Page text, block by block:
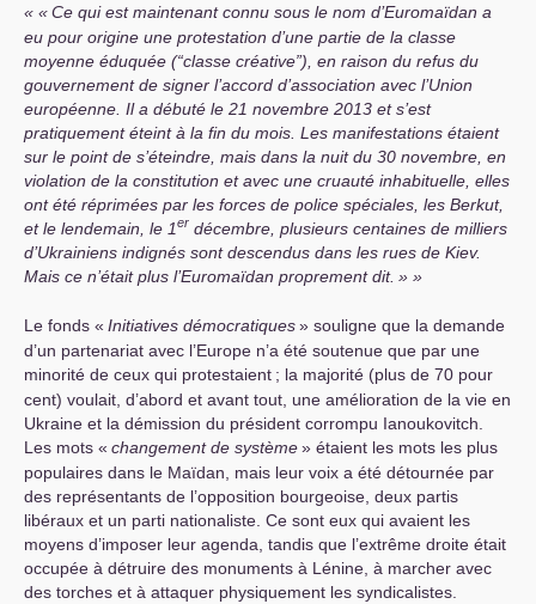
«Ce qui est maintenant connu sous le nom d’Euromaïdan a
eu pour origine une protestation d’une partie de la classe
moyenne éduquée (“classe créative”), en raison du refus du
gouvernement de signer l’accord d’association avec l’Union
européenne. Il a débuté le 21 novembre 2013 et s’est
pratiquement éteint à la fin du mois. Les manifestations étaient
sur le point de s’éteindre, mais dans la nuit du 30 novembre, en
violation de la constitution et avec une cruauté inhabituelle, elles
ont été réprimées par les forces de police spéciales, les Berkut,
et le lendemain, le 1er décembre, plusieurs centaines de milliers
d’Ukrainiens indignés sont descendus dans les rues de Kiev.
Mais ce n’était plus l’Euromaïdan proprement dit. »
Le fonds « Initiatives démocratiques» souligne que la demande
d’un partenariat avec l’Europe n’a été soutenue que par une
minorité de ceux qui protestaient ; la majorité (plus de 70 pour
cent) voulait, d’abord et avant tout, une amélioration de la vie en
Ukraine et la démission du président corrompu Ianoukovitch.
Les mots « changement de système» étaient les mots les plus
populaires dans le Maïdan, mais leur voix a été détournée par
des représentants de l’opposition bourgeoise, deux partis
libéraux et un parti nationaliste. Ce sont eux qui avaient les
moyens d’imposer leur agenda, tandis que l’extrême droite était
occupée à détruire des monuments à Lénine, à marcher avec
des torches et à attaquer physiquement les syndicalistes.